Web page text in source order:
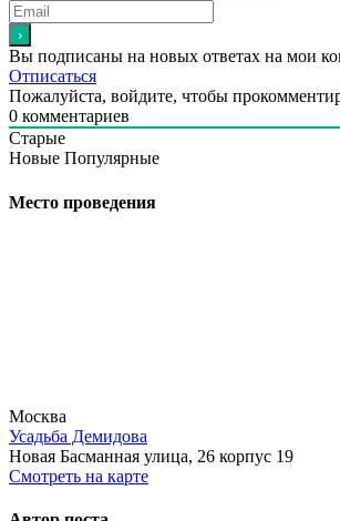
Вы подписаны на новых ответах на мои
Отписаться
Пожалуйста, войдите, чтобы
0 комментариев
Старые
Новые Популярные
Место проведения
Москва
Усадьба Демидова
Новая Басманная улица, 26 корпус 19
Смотреть на карте